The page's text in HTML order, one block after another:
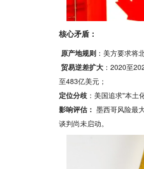
核心矛盾：
原产地规则 ：美方要求将
贸易逆差扩大 ：2020至
至483亿美元；
定位分歧 ：美国追求"本土
影响评估： 墨西哥风险最
谈判尚未启动。